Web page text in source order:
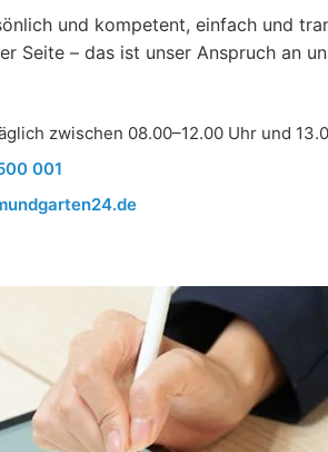
und kompetent, einfach und
Seite – das ist unser Anspruch an
zwischen 08.00–12.00 Uhr und
001